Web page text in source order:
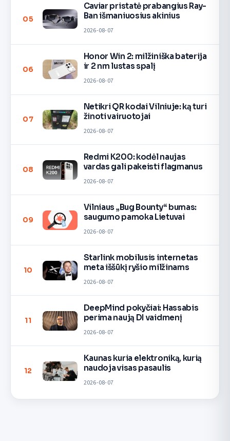
05
Caviar pristatė prabangius Ray-
Ban išmaniuosius akinius
2026-08-07
06
Honor Win 2: milžiniška baterija
ir 2 nm lustas spalį
2026-08-07
07
Netikri QR kodai Vilniuje: ką turi
žinoti vairuotojai
2026-08-07
08
Redmi K200: kodėl naujas
vardas gali pakeisti flagmanus
2026-08-07
09
Vilniaus „Bug Bounty“ bumas:
saugumo pamoka Lietuvai
2026-08-07
10
Starlink mobilusis internetas
meta iššūkį ryšio milžinams
2026-08-07
11
DeepMind pokyčiai: Hassabis
perima naują DI vaidmenį
2026-08-07
12
Kaunas kuria elektroniką, kurią
naudoja visas pasaulis
2026-08-07